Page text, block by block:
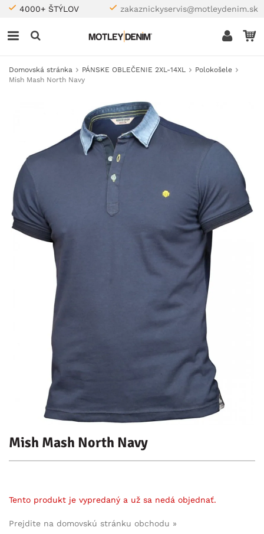
4000+ ŠTÝLOV zakaznickyservis@motleydenim.sk
Domovská stránka PÁNSKE OBLEČENIE 2XL-14XL
Polokošele
Mish Mash North Navy
Mish Mash North Navy
Tento produkt je vypredaný a už sa nedá objednať.
Prejdite na domovskú stránku obchodu »